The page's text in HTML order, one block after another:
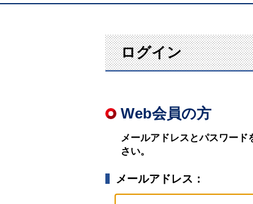
ログイン
Web会員の方
メールアドレスとパスワー
さい。
メールアドレス：